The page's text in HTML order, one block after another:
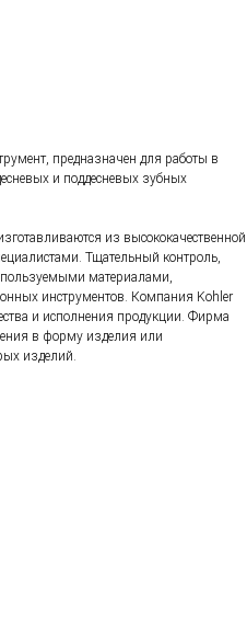
предназначен для работы в
и поддесневых зубных
из высококачественной
Тщательный контроль,
материалами,
инструментов. Компания Kohler
и исполнения продукции. Фирма
в форму изделия или
изделий.